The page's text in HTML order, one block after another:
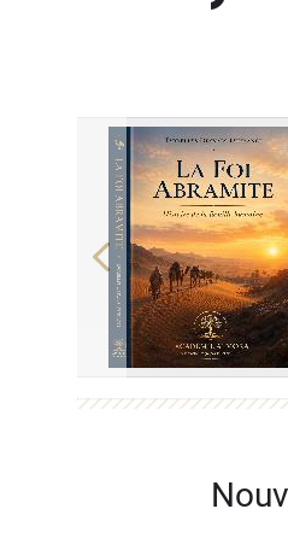
Previous